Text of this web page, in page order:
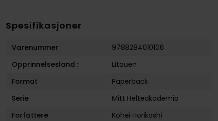
Spesifikasjoner
Varenummer
9788284010106
Opprinnelsesland :
Litauen
Format
Paperback
Serie
Mitt Helteakademia
Forfattere
Kohei Horikoshi